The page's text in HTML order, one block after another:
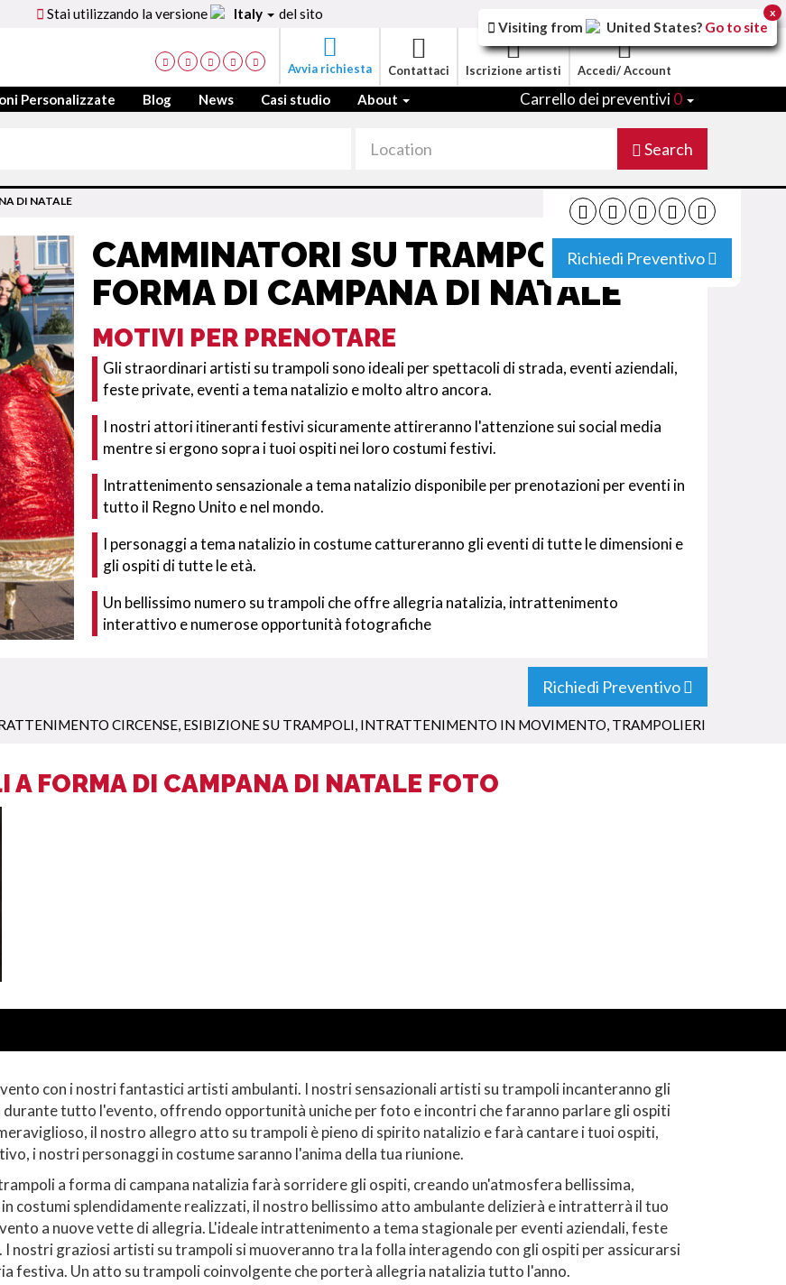
Stai utilizzando la versione Italy del sito
Avvia richiesta Contattaci Iscrizione artisti Accedi/ Account
Personalizzate Blog News Casi studio About Carrello dei preventivi0
Search
Richiedi Preventivo
DI NATALE
CAMMINATORI SU TRAMPOLI A
FORMA DI CAMPANA DI NATALE
MOTIVI PER PRENOTARE
Gli straordinari artisti su trampoli sono ideali per spettacoli di strada, eventi aziendali,
feste private, eventi a tema natalizio e molto altro ancora.
I nostri attori itineranti festivi sicuramente attireranno l'attenzione sui social media
mentre si ergono sopra i tuoi ospiti nei loro costumi festivi.
Intrattenimento sensazionale a tema natalizio disponibile per prenotazioni per eventi in
tutto il Regno Unito e nel mondo.
I personaggi a tema natalizio in costume cattureranno gli eventi di tutte le dimensioni e
gli ospiti di tutte le età.
Un bellissimo numero su trampoli che offre allegria natalizia, intrattenimento
interattivo e numerose opportunità fotografiche
Richiedi Preventivo
CIRCENSE ESIBIZIONE SU TRAMPOLI INTRATTENIMENTO IN MOVIMENTO TRAMPOLIERI
FORMA DI CAMPANA DI NATALE FOTO
con i nostri fantastici artisti ambulanti. I nostri sensazionali artisti su trampoli incanteranno gli
tutto l'evento, offrendo opportunità uniche per foto e incontri che faranno parlare gli ospiti
il nostro allegro atto su trampoli è pieno di spirito natalizio e farà cantare i tuoi ospiti,
i nostri personaggi in costume saranno l'anima della tua riunione.
a forma di campana natalizia farà sorridere gli ospiti, creando un'atmosfera bellissima,
costumi splendidamente realizzati, il nostro bellissimo atto ambulante delizierà e intratterrà il tuo
a nuove vette di allegria. L'ideale intrattenimento a tema stagionale per eventi aziendali, feste
graziosi artisti su trampoli si muoveranno tra la folla interagendo con gli ospiti per assicurarsi
festiva. Un atto su trampoli coinvolgente che porterà allegria natalizia tutto l'anno.
Visiting from United States? Go to site
x